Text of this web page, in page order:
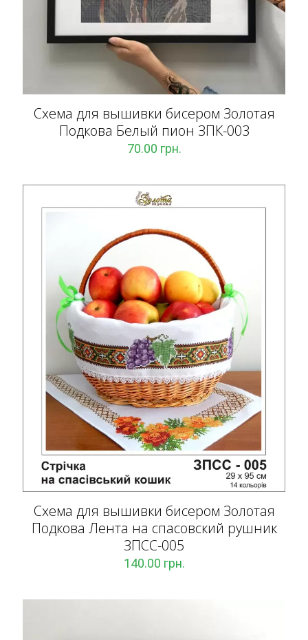
Схема для вышивки бисером Золотая
Подкова Белый пион ЗПК-003
70.00 грн.
Схема для вышивки бисером Золотая
Подкова Лента на спасовский рушник
ЗПCC-005
140.00 грн.